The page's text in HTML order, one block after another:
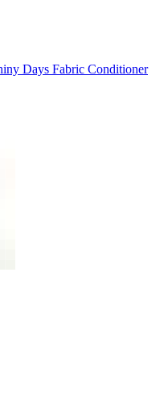
Days Fabric Conditioner